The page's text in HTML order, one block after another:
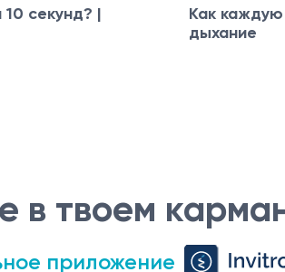
секунд? |
Как каждую
дыхание
в твоем
приложение